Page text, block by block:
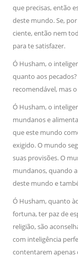
que precisas, então
deste mundo. Se,
ciente, então nem
para te satisfazer.
Ó Husham, o
quanto aos
recomendável, mas
Ó Husham, o
mundanos e
que este mundo
exigido. O mundo
suas provisões. O
mundanos, quando
deste mundo e
Ó Husham, quanto
fortuna, ter paz de
religião, são
com inteligência
contentarem apenas